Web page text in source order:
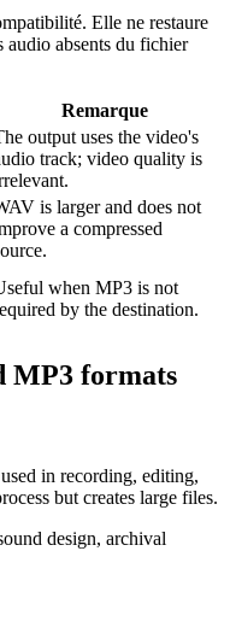
Elle ne restaure
audio absents du fichier
Remarque
output uses the video's
track; video quality is
is larger and does not
a compressed
when MP3 is not
by the destination.
MP3 formats
in recording, editing,
but creates large files.
design, archival